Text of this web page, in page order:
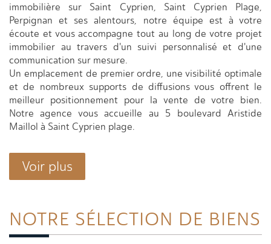
immobilière sur Saint Cyprien, Saint Cyprien Plage,
Perpignan et ses alentours, notre équipe est à votre
écoute et vous accompagne tout au long de votre projet
immobilier au travers d'un suivi personnalisé et d'une
communication sur mesure.
Un emplacement de premier ordre, une visibilité optimale
et de nombreux supports de diffusions vous offrent le
meilleur positionnement pour la vente de votre bien.
Notre agence vous accueille au 5 boulevard Aristide
Maillol à Saint Cyprien plage.
Voir plus
NOTRE SÉLECTION DE BIENS